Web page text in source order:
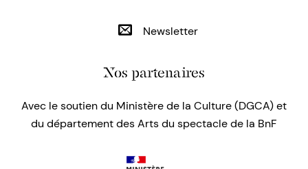
Newsletter
Nos partenaires
Avec le soutien du Ministère de la Culture (DGCA) et
du département des Arts du spectacle de la BnF